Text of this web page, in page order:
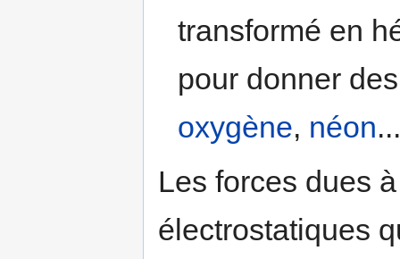
transformé en
pour donner
oxygène, néon
­Les forces dues
électrostatiques